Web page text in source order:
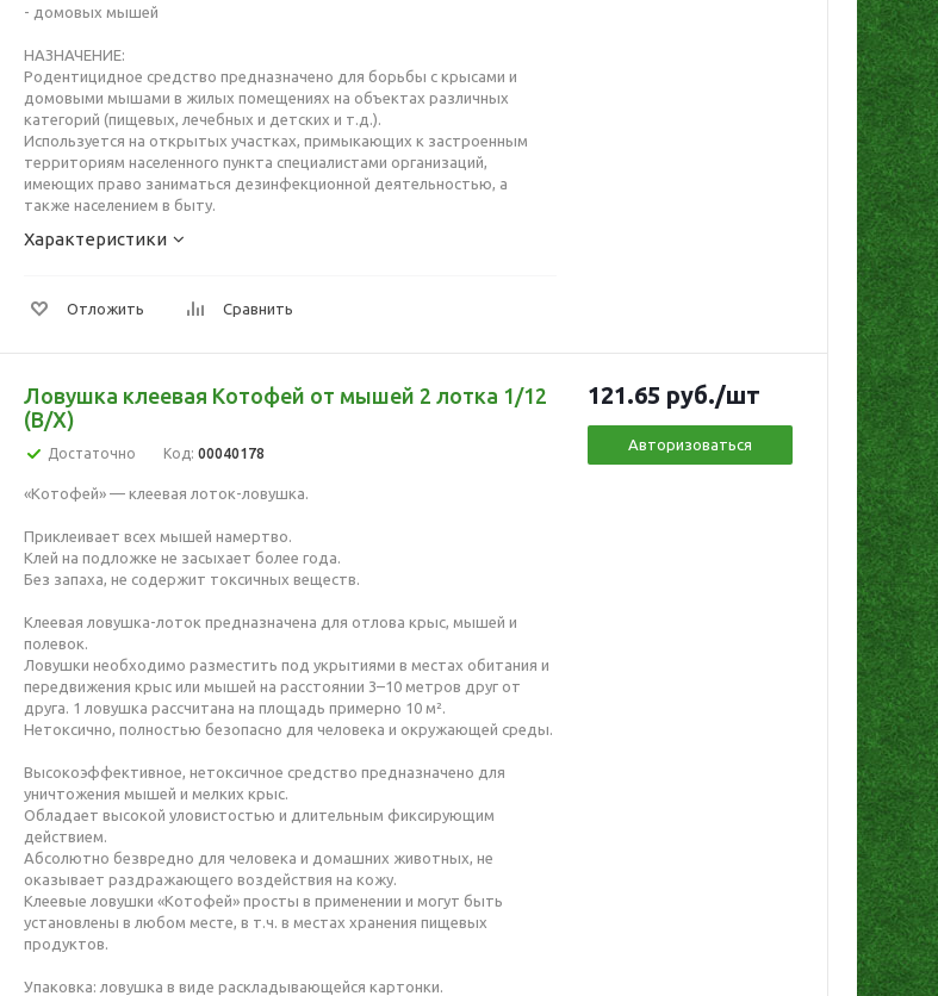
- домовых мышей
НАЗНАЧЕНИЕ:
Родентицидное средство предназначено для борьбы с крысами и
домовыми мышами в жилых помещениях на объектах различных
категорий (пищевых, лечебных и детских и т.д.).
Используется на открытых участках, примыкающих к застроенным
территориям населенного пункта специалистами организаций,
имеющих право заниматься дезинфекционной деятельностью, а
также населением в быту.
Характеристики
Отложить Сравнить
Ловушка клеевая Котофей от мышей 2 лотка 1/12
(В/Х)
Достаточно Код: 00040178
«Котофей» — клеевая лоток-ловушка.
Приклеивает всех мышей намертво.
Клей на подложке не засыхает более года.
Без запаха, не содержит токсичных веществ.
Клеевая ловушка-лоток предназначена для отлова крыс, мышей и
полевок.
Ловушки необходимо разместить под укрытиями в местах обитания и
передвижения крыс или мышей на расстоянии 3–10 метров друг от
друга. 1 ловушка рассчитана на площадь примерно 10 м².
Нетоксично, полностью безопасно для человека и окружающей среды.
Высокоэффективное, нетоксичное средство предназначено для
уничтожения мышей и мелких крыс.
Обладает высокой уловистостью и длительным фиксирующим
действием.
Абсолютно безвредно для человека и домашних животных, не
оказывает раздражающего воздействия на кожу.
Клеевые ловушки «Котофей» просты в применении и могут быть
установлены в любом месте, в т.ч. в местах хранения пищевых
продуктов.
Упаковка: ловушка в виде раскладывающейся картонки.
121.65 руб./шт
Авторизоваться